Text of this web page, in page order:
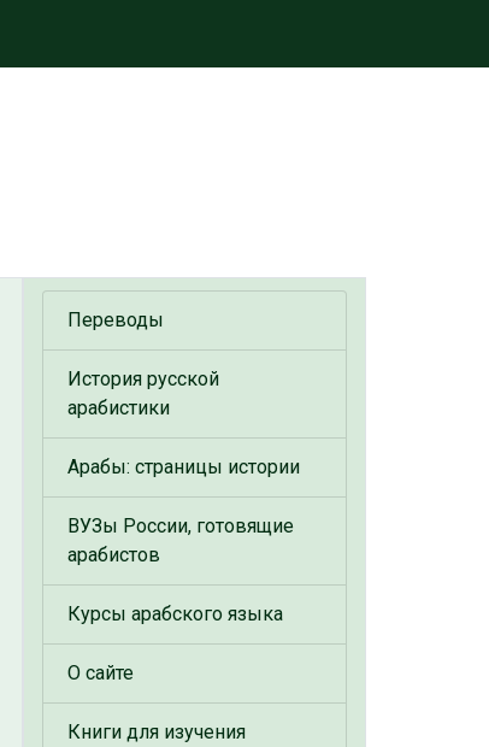
Переводы
История русской
арабистики
Арабы: страницы истории
ВУЗы России, готовящие
арабистов
Курсы арабского языка
О сайте
Книги для изучения